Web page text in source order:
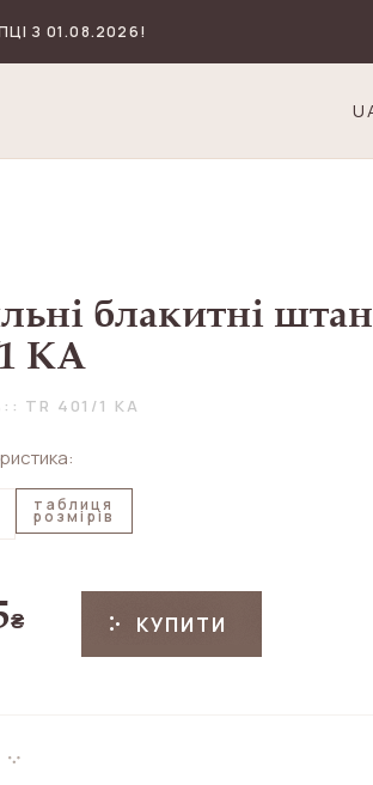
З 01.08.2026!
блакитні
KA
TR 401/1 KA
таблиця
розмірів
₴ КУПИТИ